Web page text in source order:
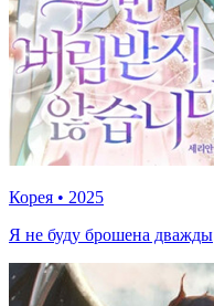
Корея • 2025
Я не буду брошена дважды